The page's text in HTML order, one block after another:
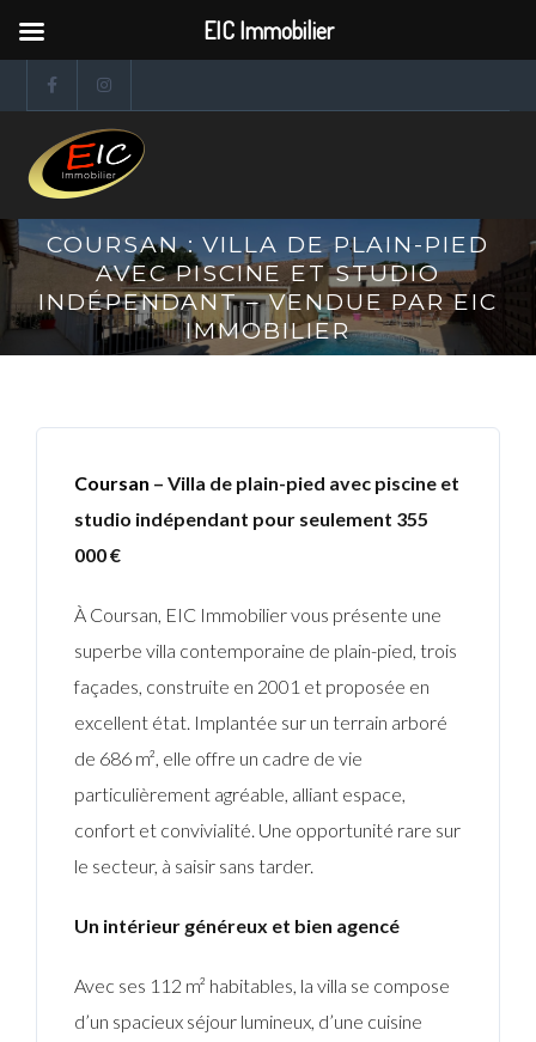
COURSAN : VILLA DE PLAIN-PIED
AVEC PISCINE ET STUDIO
INDÉPENDANT – VENDUE PAR EIC
IMMOBILIER
Coursan – Villa de plain-pied avec piscine et
studio indépendant pour seulement 355
000 €
À Coursan, EIC Immobilier vous présente une
superbe villa contemporaine de plain-pied, trois
façades, construite en 2001 et proposée en
excellent état. Implantée sur un terrain arboré
de 686 m², elle offre un cadre de vie
particulièrement agréable, alliant espace,
confort et convivialité. Une opportunité rare sur
le secteur, à saisir sans tarder.
Un intérieur généreux et bien agencé
Avec ses 112 m² habitables, la villa se compose
d’un spacieux séjour lumineux, d’une cuisine
EIC Immobilier